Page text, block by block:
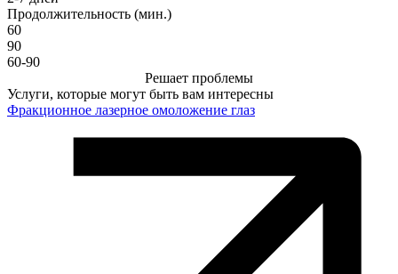
Продолжительность (мин.)
60
90
60-90
Решает проблемы
Услуги, которые могут быть вам интересны
Фракционное лазерное омоложение глаз